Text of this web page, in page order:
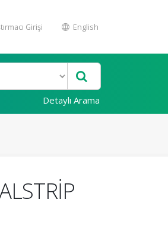
Girişi English
Detaylı Arama